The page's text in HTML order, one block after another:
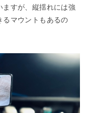
すが、縦揺れには強
るマウントもあるの